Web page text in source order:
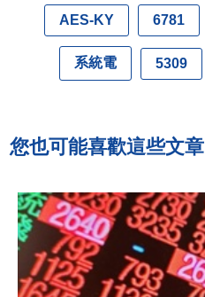
AES-KY 6781
系統電 5309
您也可能喜歡這些文章